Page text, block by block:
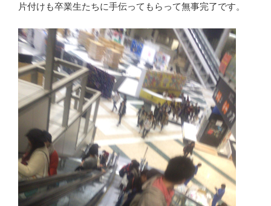
片付けも卒業生たちに手伝ってもらって無事完了です。